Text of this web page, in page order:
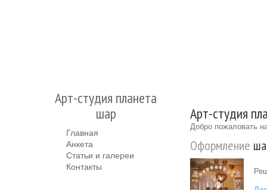
Арт-студия планета
шар
Главная
Анкета
Статьи и галереи
Контакты
Арт-студия
Добро пожаловать
Оформление